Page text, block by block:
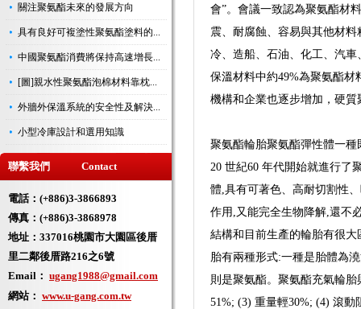
關注聚氨酯未來的發展方向
具有良好可複塗性聚氨酯塗料的...
中國聚氨酯消費將保持高速增長...
[圖]親水性聚氨酯泡棉材料靠枕...
外牆外保溫系統的安全性及解決...
小型冷庫設計和選用知識
聯繫我們 Contact
電話：(+886)3-3866893
傳真：(+886)3-3868978
地址： 337016桃園市大園區後厝
里二鄰後厝路216之6號
Email： ugang1988@gmail.com
網站： www.u-gang.com.tw
會”。會議一致認為聚氨酯材
震、耐腐蝕、容易與其他材
冷、造船、石油、化工、汽
保溫材料中約49%為聚氨酯
機構和企業也逐步增加，硬
聚氨酯輪胎聚氨酯彈性體一
20 世紀60 年代開始就進行了
體,具有可著色、高耐切割性
作用,又能完全生物降解,還不
結構和目前生產的輪胎有很
胎有兩種形式:一種是胎體為
則是聚氨酯。聚氨酯充氣輪
51%; (3) 重量輕30%; (4) 滾